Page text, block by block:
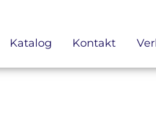
Katalog Kontakt